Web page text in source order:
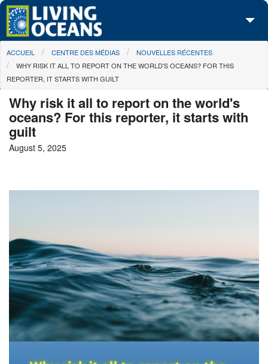
Skip to main content
À propos de nous
Nos campagnes
Centre des Médias
Les Cartes
You are here
ACCUEIL CENTRE DES MÉDIAS
NOUVELLES RÉCENTES
WHY RISK IT ALL TO REPORT ON THE WORLD'S OCEANS? FOR THIS
REPORTER, IT STARTS WITH GUILT
Why risk it all to report on the world's
oceans? For this reporter, it starts with
guilt
August 5, 2025